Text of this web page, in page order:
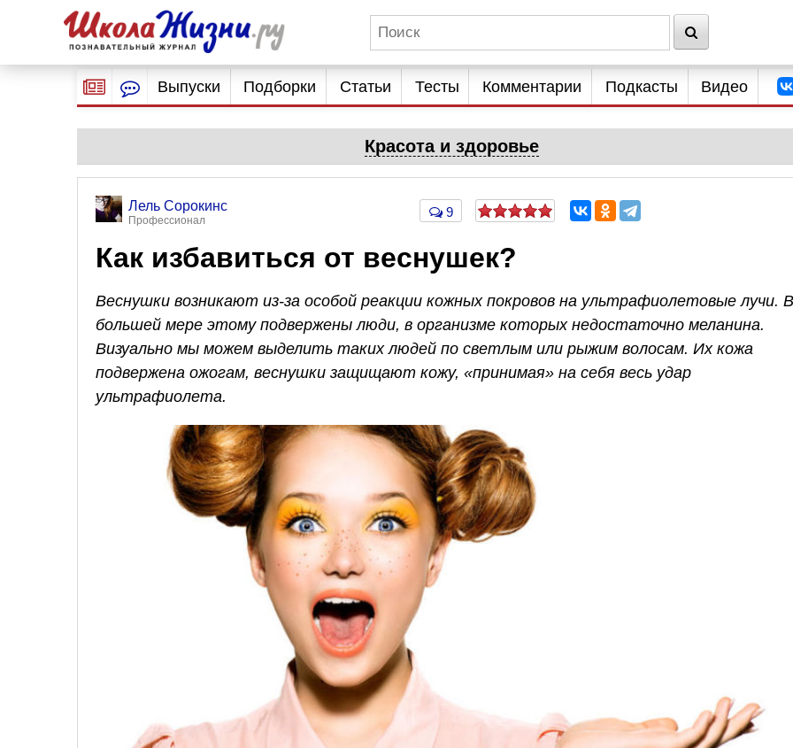
Выпуски Подборки Статьи Тесты Комментарии Подкасты Видео
Красота и здоровье
Лель Сорокинс
Профессионал
9
Как избавиться от веснушек?
Веснушки возникают из-за особой реакции кожных покровов на ультрафиолетовые лучи. В
большей мере этому подвержены люди, в организме которых недостаточно меланина.
Визуально мы можем выделить таких людей по светлым или рыжим волосам. Их кожа
подвержена ожогам, веснушки защищают кожу, «принимая» на себя весь удар
ультрафиолета.